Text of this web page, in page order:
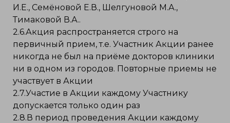
И.Е., Семёновой Е.В., Шелгуновой М.А.,
Тимаковой В.А..
2.6.Акция распространяется строго на
первичный прием, т.е. Участник Акции ранее
никогда не был на приёме докторов клиники
ни в одном из городов. Повторные приемы не
участвует в Акции
2.7.Участие в Акции каждому Участнику
допускается только один раз
2.8.В период проведения Акции каждому